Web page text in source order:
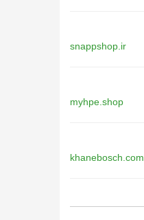
snappshop.ir
myhpe.shop
khanebosch.com